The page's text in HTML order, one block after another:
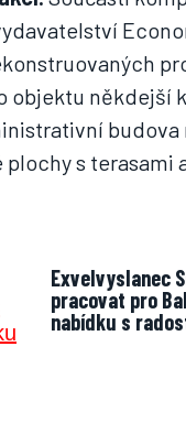
objektu někdejší
plochy s terasami
Exvelvyslanec Schapiro začal
pracovat pro
nabídku s